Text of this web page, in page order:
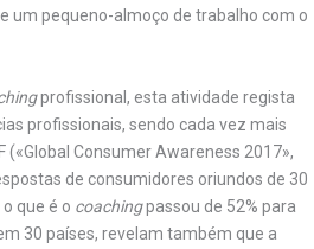
um pequeno-almoço de trabalho com o
profissional, esta atividade regista
profissionais, sendo cada vez mais
Consumer Awareness 2017»,
de consumidores oriundos de 30
que é o coachingpassou de 52% para
30 países, revelam também que a